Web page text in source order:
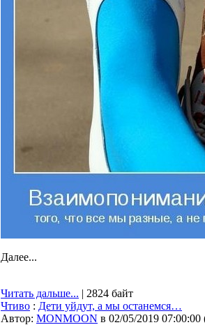
Далее...
Читать дальше... | 2824 байт
Чтиво : Дети уйдут, а мы останемся…
Автор: MONMOON в 02/05/2019 07:00:00